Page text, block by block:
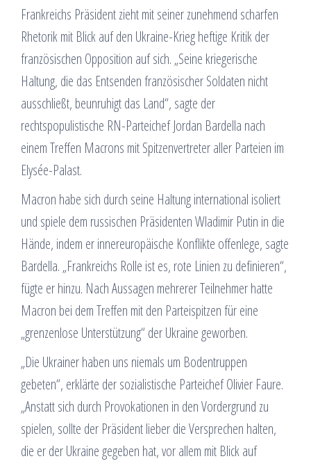
Frankreichs Präsident zieht mit seiner zunehmend scharfen
Rhetorik mit Blick auf den Ukraine-Krieg heftige Kritik der
französischen Opposition auf sich. „Seine kriegerische
Haltung, die das Entsenden französischer Soldaten nicht
ausschließt, beunruhigt das Land“, sagte der
rechtspopulistische RN-Parteichef Jordan Bardella nach
einem Treffen Macrons mit Spitzenvertreter aller Parteien im
Elysée-Palast.
Macron habe sich durch seine Haltung international isoliert
und spiele dem russischen Präsidenten Wladimir Putin in die
Hände, indem er innereuropäische Konflikte offenlege, sagte
Bardella. „Frankreichs Rolle ist es, rote Linien zu definieren“,
fügte er hinzu. Nach Aussagen mehrerer Teilnehmer hatte
Macron bei dem Treffen mit den Parteispitzen für eine
„grenzenlose Unterstützung“ der Ukraine geworben.
„Die Ukrainer haben uns niemals um Bodentruppen
gebeten“, erklärte der sozialistische Parteichef Olivier Faure.
„Anstatt sich durch Provokationen in den Vordergrund zu
spielen, sollte der Präsident lieber die Versprechen halten,
die er der Ukraine gegeben hat, vor allem mit Blick auf